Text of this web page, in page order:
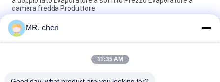
camera fredda Produttore
DD-7.0/40 DD40 unità di condensazione di camera fredda 5HP
evaporatore bobina riscaldatore di scongelamento
evaporatore ventilatore prezzo evaporatore di camera fredda
Tipi medi supporto di bassa temperatura degli evaporatori
MR. chen
11:35 AM